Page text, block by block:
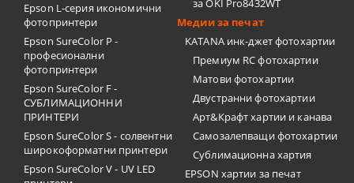
Epson L-серия икономични
фотопринтери
Epson SureColor P -
професионални
фотопринтери
Epson SureColor F -
СУБЛИМАЦИОННИ
ПРИНТЕРИ
Epson SureColor S - солвентни
широкоформатни принтери
Epson SureColor V - UV LED
за OKI Pro8432WT
Медии за печат
KATANA инк-джет фотохартии
Премиум RC фотохартии
Матови фотохартии
Двустранни фотохартии
Арт&Крафт хартии и канава
Самозалепващи фотохартии
Сублимационна хартия
EPSON хартии за печат